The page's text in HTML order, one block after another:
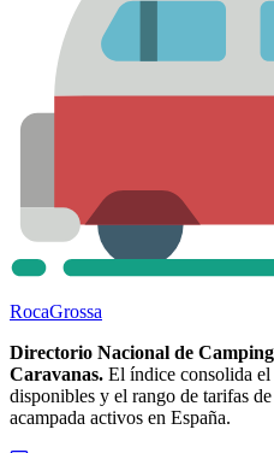
RocaGrossa
Directorio Nacional de
Caravanas. El índice consolida
disponibles y el rango de tarifas
acampada activos en España.